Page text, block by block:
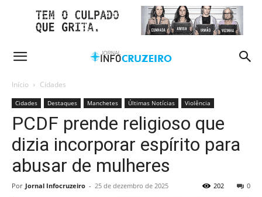
Início Cidades
Cidades Destaques Manchetes Últimas Notícias Violência
PCDF prende religioso que
dizia incorporar espírito para
abusar de mulheres
Por Jornal Infocruzeiro - 25 de dezembro de 2025 0
202